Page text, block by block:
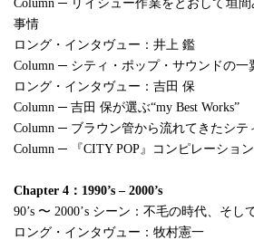
Column ─ リイシュー作業をとおして垣
事情
ロング・インタヴュー：井上 鑑
Column ─ シティ・ポップ・サウンドの一
ロング・インタヴュー：吉田 保
Column ─ 吉田 保が選ぶ“my Best Works”
Column ─ ブラウン管から流れてきたシテ
Column ─ 『CITY POP』コンピレーション
Chapter 4：1990’s – 2000’s
90’s 〜 2000’s シーン：不毛の時代、そし
ロング・インタヴュー：牧村憲一